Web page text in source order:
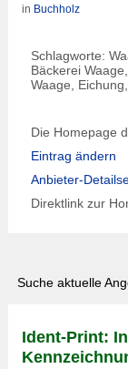
in Buchholz
Schlagworte:
Bäckerei
Waage,
Die Homepage
Eintrag ändern
Anbieter-
Direktlink zur
Suche aktuelle
Ident-Print: